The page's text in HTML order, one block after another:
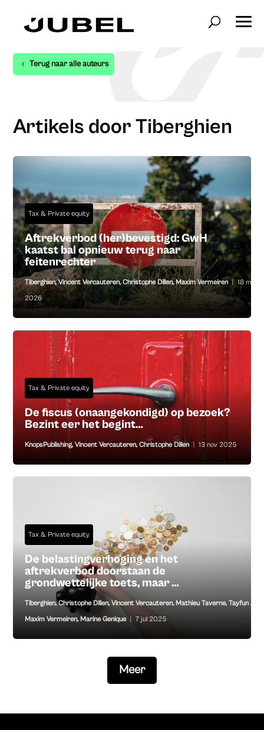
Terug naar alle auteurs
Artikels door Tiberghien
Tax & Private equity
Aftrekverbod (her)bevestigd: GwH
kaatst bal opnieuw terug naar
feitenrechter
Tiberghien,Vincent Vercauteren,Christophe Dillen,Maxim Vermeiren 18 mei
2026
Tax & Private equity
De fiscus (onaangekondigd) op bezoek?
Bezint eer het begint…
KnopsPublishing,Vincent Vercauteren,Christophe Dillen 13 nov 2025
Tax & Private equity
De belastingverhoging en het
aftrekverbod doorstaan de
grondwettelijke toets, maar …
Tiberghien,Christophe Dillen,Vincent Vercauteren, Mathieu Taverne,Tayfun Anil
Maxim Vermeiren, Marine Genique 7 jul 2025
Meer